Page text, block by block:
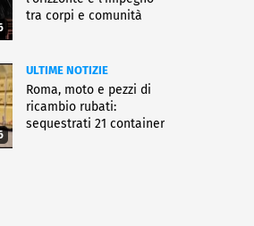
tra corpi e comunità
ULTIME NOTIZIE
Roma, moto e pezzi di
ricambio rubati:
sequestrati 21 container